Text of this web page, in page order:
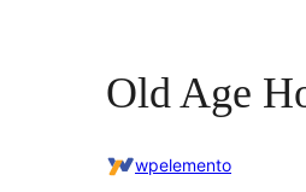
Old Age
wpelemento